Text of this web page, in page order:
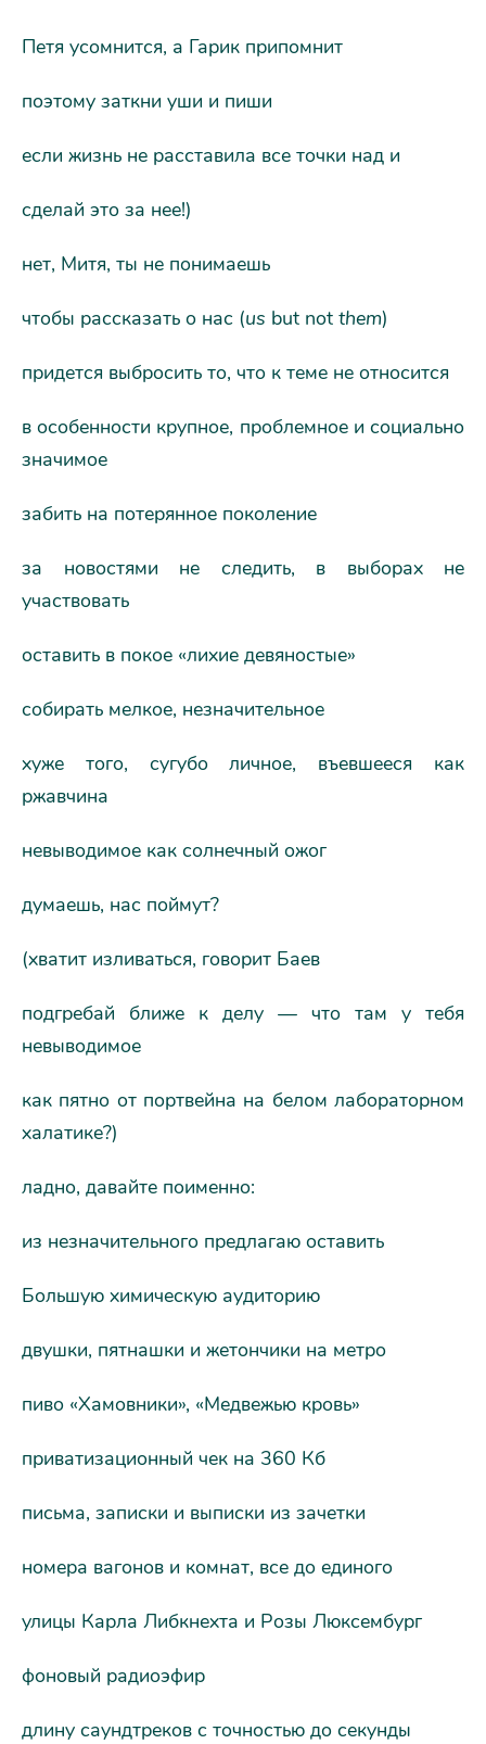
Петя усомнится, а Гарик припомнит
поэтому заткни уши и пиши
если жизнь не расставила все точки над и
сделай это за нее!)
нет, Митя, ты не понимаешь
чтобы рассказать о нас (us but not them)
придется выбросить то, что к теме не относится
в особенности крупное, проблемное и социально
значимое
забить на потерянное поколение
за новостями не следить, в выборах не
участвовать
оставить в покое «лихие девяностые»
собирать мелкое, незначительное
хуже того, сугубо личное, въевшееся как
ржавчина
невыводимое как солнечный ожог
думаешь, нас поймут?
(хватит изливаться, говорит Баев
подгребай ближе к делу — что там у тебя
невыводимое
как пятно от портвейна на белом лабораторном
халатике?)
ладно, давайте поименно:
из незначительного предлагаю оставить
Большую химическую аудиторию
двушки, пятнашки и жетончики на метро
пиво «Хамовники», «Медвежью кровь»
приватизационный чек на 360 Кб
письма, записки и выписки из зачетки
номера вагонов и комнат, все до единого
улицы Карла Либкнехта и Розы Люксембург
фоновый радиоэфир
длину саундтреков с точностью до секунды